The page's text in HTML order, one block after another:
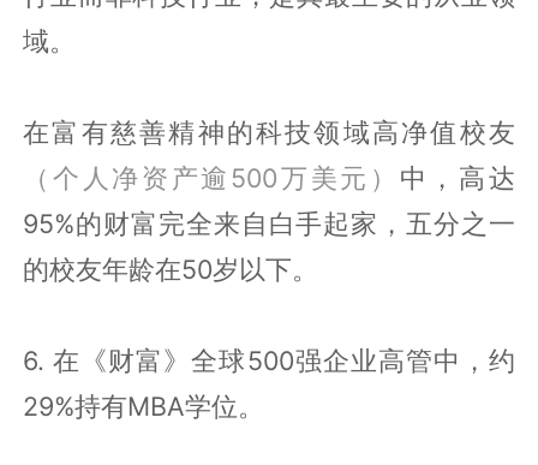
域。
在富有慈善精神的科技领域高净值校友
（个人净资产逾500万美元） 中，高达
95%的财富完全来自白手起家，五分之一
的校友年龄在50岁以下。
6. 在《财富》全球500强企业高管中，约
29%持有MBA学位。